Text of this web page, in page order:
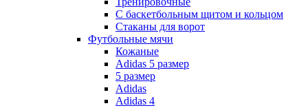
С баскетбольным щитом и кольцом
Стаканы для ворот
Футбольные мячи
Кожаные
Adidas 5 размер
5 размер
Adidas
Adidas 4